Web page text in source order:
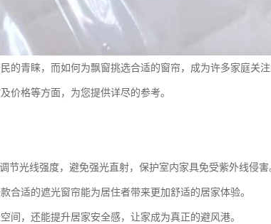
的青睐，而如何为飘窗挑选合适的窗帘，成为许多家庭关注
价格等方面，为您提供详尽的参考。
节光线强度，避免强光直射，保护室内家具免受紫外线侵害
合适的遮光窗帘能为居住者带来更加舒适的居家体验。
间，还能提升居家安全感，让家成为真正的避风港。